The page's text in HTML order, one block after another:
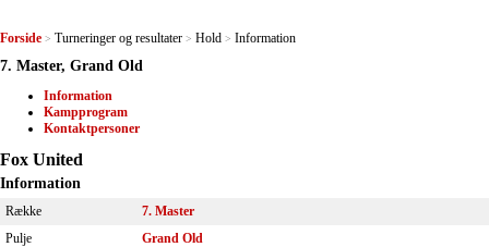
Forside > Turneringer og resultater > Hold > Information
7. Master, Grand Old
Information
Kampprogram
Kontaktpersoner
Fox United
Information
Række
7. Master
Pulje
Grand Old